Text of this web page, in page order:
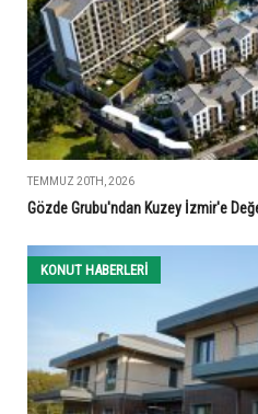
TEMMUZ 20TH, 2026
Gözde Grubu'ndan Kuzey İzmir'e
KONUT HABERLERI